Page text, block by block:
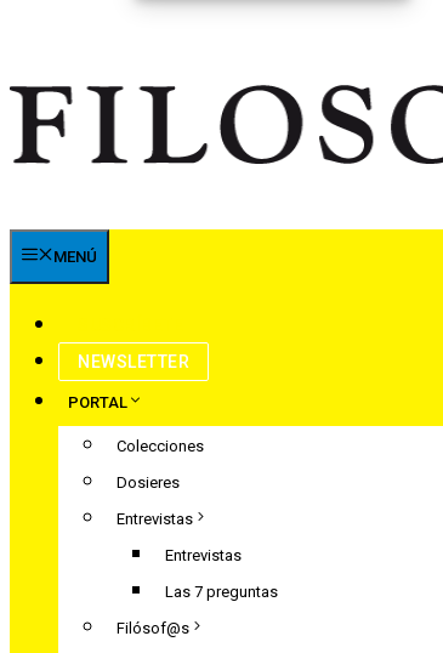
MENÚ
NEWSLETTER
PORTAL
Colecciones
Dosieres
Entrevistas
Entrevistas
Las 7 preguntas
Filósof@s